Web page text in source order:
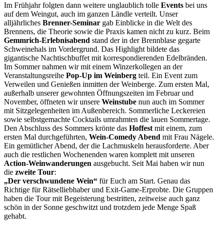
Im Frühjahr folgten dann weitere unglaublich tolle Events bei uns
auf dem Weingut, auch im ganzen Ländle verteilt. Unser
alljährliches Brenner-Seminar gab Einblicke in die Welt des
Brennens, die Theorie sowie die Praxis kamen nicht zu kurz. Beim
Gemmrich-Erlebnisabend stand der in der Brennblase gegarte
Schweinehals im Vordergrund. Das Highlight bildete das
gigantische Nachtischbuffet mit korrespondierenden Edelbränden.
Im Sommer nahmen wir mit einem Winzerkollegen an der
Veranstaltungsreihe Pop-Up im Weinberg teil. Ein Event zum
Verweilen und Genießen inmitten der Weinberge. Zum ersten Mal,
außerhalb unserer gewohnten Öffnungszeiten im Februar und
November, öffneten wir unsere Weinstube nun auch im Sommer
mit Sitzgelegenheiten im Außenbereich. Sommerliche Leckereien
sowie selbstgemachte Cocktails umrahmten die lauen Sommertage.
Den Abschluss des Sommers krönte das Hoffest mit einem, zum
ersten Mal durchgeführten, Wein-Comedy Abend mit Frau Nägele.
Ein gemütlicher Abend, der die Lachmuskeln herausforderte. Aber
auch die restlichen Wochenenden waren komplett mit unseren
Action-Weinwanderungen ausgebucht. Seit Mai haben wir nun
die zweite Tour:
„Der verschwundene Wein“ für Euch am Start. Genau das
Richtige für Rätselliebhaber und Exit-Game-Erprobte. Die Gruppen
haben die Tour mit Begeisterung bestritten, zeitweise auch ganz
schön in der Sonne geschwitzt und trotzdem jede Menge Spaß
gehabt.